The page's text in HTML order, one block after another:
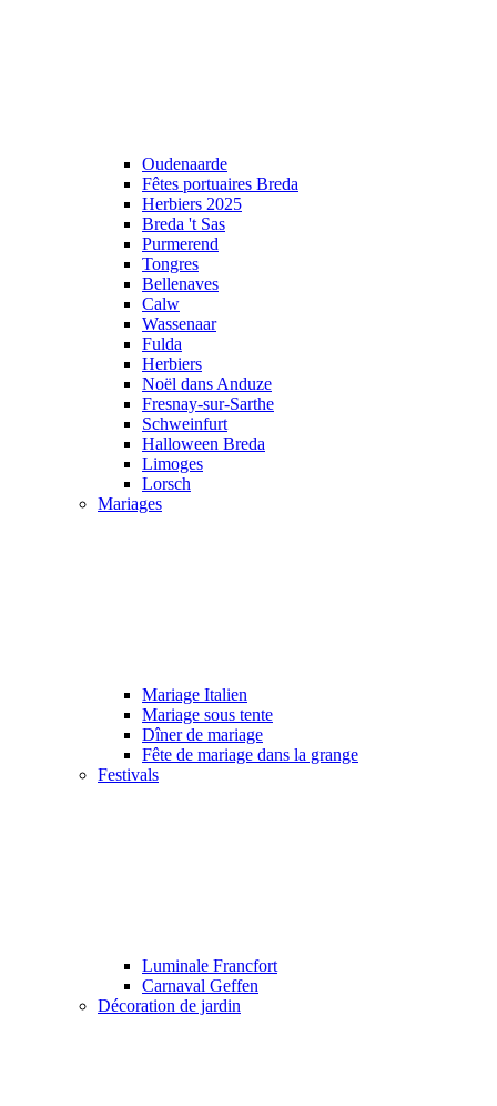
Oudenaarde
Fêtes portuaires Breda
Herbiers 2025
Breda 't Sas
Purmerend
Tongres
Bellenaves
Calw
Wassenaar
Fulda
Herbiers
Noël dans Anduze
Fresnay-sur-Sarthe
Schweinfurt
Halloween Breda
Limoges
Lorsch
Mariages
Mariage Italien
Mariage sous tente
Dîner de mariage
Fête de mariage dans la grange
Festivals
Luminale Francfort
Carnaval Geffen
Décoration de jardin